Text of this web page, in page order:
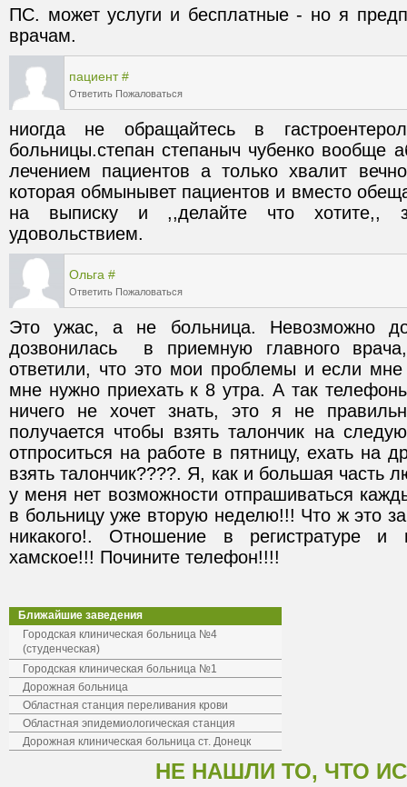
ПС. может услуги и бесплатные - но я
врачам.
пациент#
Ответить Пожаловаться
ниогда не обращайтесь в
больницы.степан степаныч чубенко вообще
лечением пациентов а только хвалит
которая обмынывет пациентов и вместо
на выписку и ,,делайте что хотите,,
удовольствием.
Ольга #
Ответить Пожаловаться
Это ужас, а не больница. Невозможно
дозвонилась  в приемную главного
ответили, что это мои проблемы и если
мне нужно приехать к 8 утра. А так
ничего не хочет знать, это я не
получается чтобы взять талончик на
отпроситься на работе в пятницу, ехать на
взять талончик????. Я, как и большая часть
у меня нет возможности отпрашиваться
в больницу уже вторую неделю!!! Что ж это
никакого!. Отношение в регистратуре
хамское!!! Почините телефон!!!!
Ближайшие заведения
Городская клиническая больница №4
(студенческая)
Городская клиническая больница №1
Дорожная больница
Областная станция переливания крови
Областная эпидемиологическая станция
Дорожная клиническая больница ст. Донецк
НЕ НАШЛИ ТО, ЧТО